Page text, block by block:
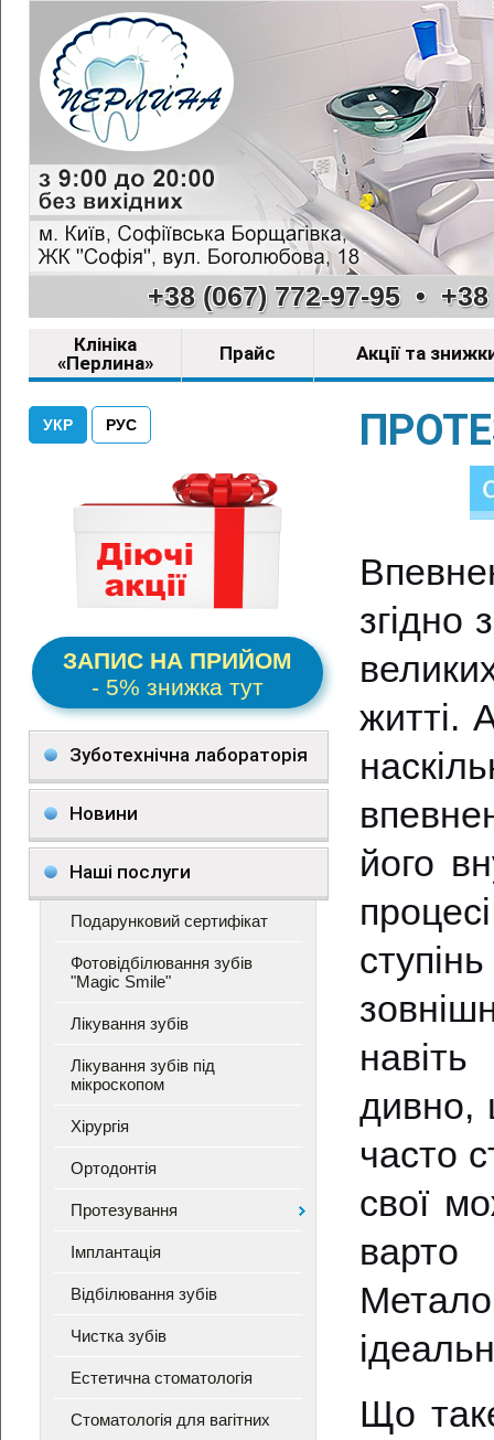
+38 (067) 772-97-95•
Клініка
«Перлина»
Прайс Акції та
УКР РУС
ЗАПИС НА ПРИЙОМ
- 5% знижка тут
Зуботехнічна лабораторія
Новини
Наші послуги
Подарунковий сертифікат
Фотовідбілювання зубів
"Magic Smile"
Лікування зубів
Лікування зубів під
мікроскопом
Хірургія
Ортодонтія
Протезування
Імплантація
Відбілювання зубів
Чистка зубів
Естетична стоматологія
Стоматологія для вагітних
згідно
житті.
його
дивно,
часто
свої
Що